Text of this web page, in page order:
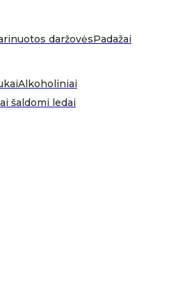
daržovėsPadažai
Alkoholiniai
šaldomi ledai